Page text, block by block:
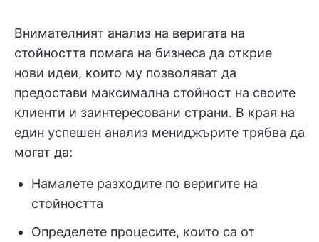
Внимателният анализ на веригата на
стойността помага на бизнеса да открие
нови идеи, които му позволяват да
предостави максимална стойност на своите
клиенти и заинтересовани страни. В края на
един успешен анализ мениджърите трябва да
могат да:
Намалете разходите по веригите на
стойността
Определете процесите, които са от